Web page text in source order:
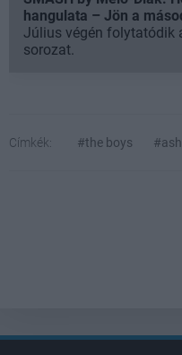
hangulata – Jön a
Július végén folytatódik
sorozat.
Címkék: #the boys